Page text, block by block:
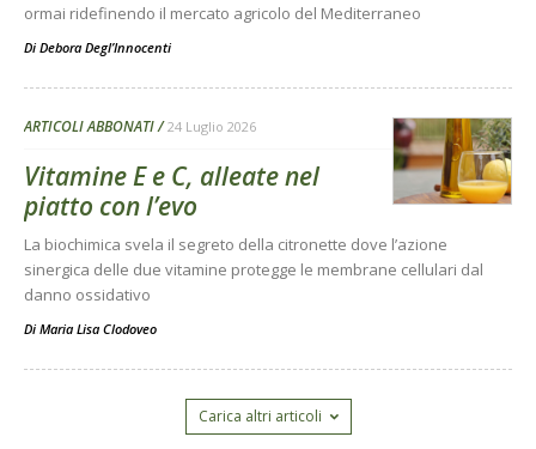
ormai ridefinendo il mercato agricolo del Mediterraneo
Di Debora Degl’Innocenti
ARTICOLI ABBONATI 24 Luglio 2026
Vitamine E e C, alleate nel
piatto con l’evo
La biochimica svela il segreto della citronette dove l’azione
sinergica delle due vitamine protegge le membrane cellulari dal
danno ossidativo
Di Maria Lisa Clodoveo
Carica altri articoli